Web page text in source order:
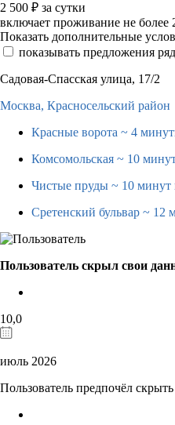
2 500 ₽ за сутки
включает проживание не более
Показать дополнительные
показывать предложения
Садовая-Спасская улица, 17/2
Москва, Красносельский район
Красные ворота ~ 4
Комсомольская ~ 10
Чистые пруды ~ 10
Сретенский бульвар ~ 12
Пользователь скрыл свои
10,0
июль 2026
Пользователь предпочёл